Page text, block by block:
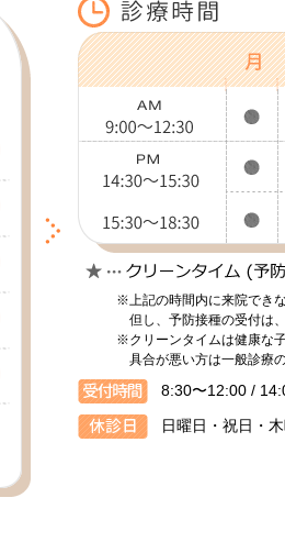
※上記の時間内に来院でき
但し、予防接種の受付は
※クリーンタイムは健康な
具合が悪い方は一般診療
8:30〜12:00 /
日曜日・祝日・